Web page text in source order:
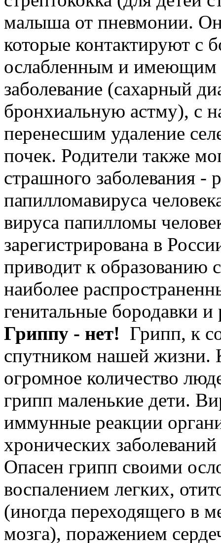
малыша от пневмонии.
которые контактируют с
ослабленным и имеющим
заболевание (сахарный
бронхиальную астму), с
перенесшим удаление
почек. Родители также
страшного заболевания -
папиллома­вируса
вируса папилломы
зарегистрирована в
приводит к образованию
наиболее
генитальные бородавки
Гриппу - нет! Грипп, к
спутником нашей жизни.
огромное количество
грипп маленькие дети.
иммунные реакции
хронических
Опасен грипп своими
воспалением легких,
(иногда переходящего в
мозга), поражением